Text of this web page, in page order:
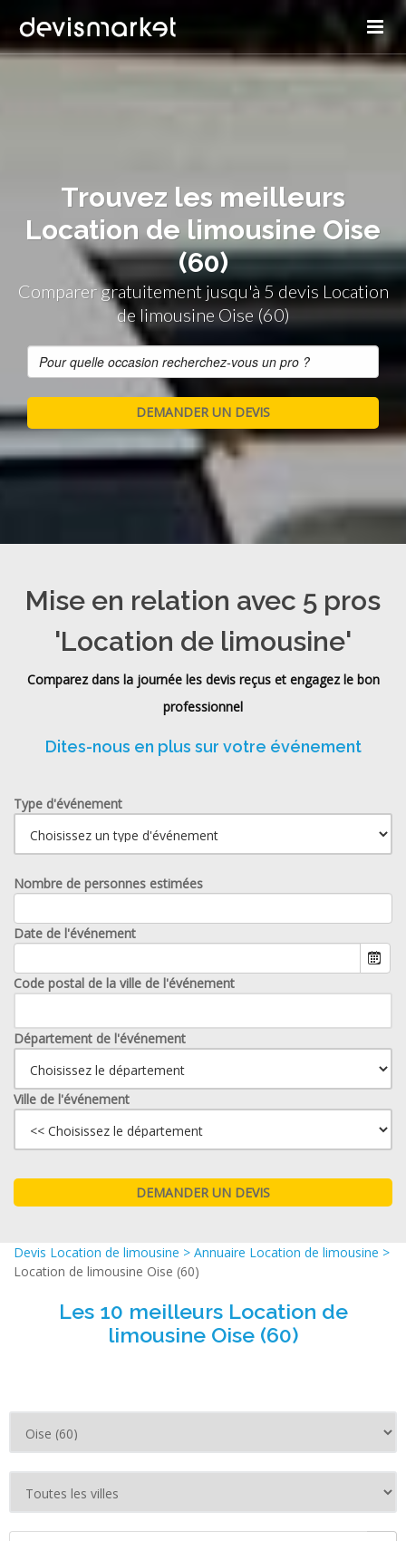
Trouvez les meilleurs
Location de limousine Oise
(60)
Comparer gratuitement jusqu'à 5 devis Location
de limousine Oise (60)
Mise en relation avec 5 pros
'Location de limousine'
Comparez dans la journée les devis reçus et engagez le bon
professionnel
Dites-nous en plus sur votre événement
Type d'événement
Nombre de personnes estimées
Date de l'événement
Code postal de la ville de l'événement
Département de l'événement
Ville de l'événement
Devis Location de limousine > Annuaire Location de limousine >
Location de limousine Oise (60)
Les 10 meilleurs Location de
limousine Oise (60)